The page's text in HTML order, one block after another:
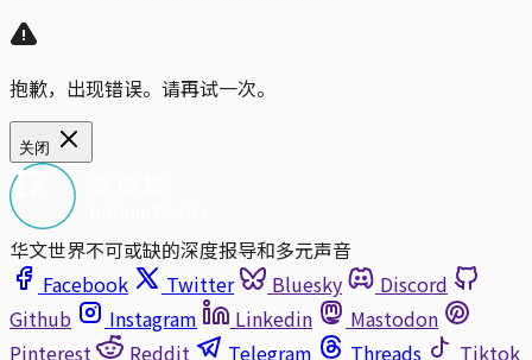
抱歉，出现错误。请再试一次。
关闭
华文世界不可或缺的深度报导和多元声音
Facebook
Twitter Bluesky
Discord
Github
Instagram Linkedin
Mastodon
Pinterest
Reddit Telegram Threads
Tiktok